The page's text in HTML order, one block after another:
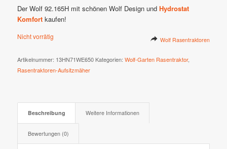
Der Wolf 92.165H mit schönen Wolf Design und Hydrostat
Komfortkaufen!
Wolf Rasentraktoren
Nicht vorrätig
Artikelnummer: 13HN71WE650 Kategorien: Wolf-Garten Rasentraktor,
Rasentraktoren-Aufsitzmäher
Beschreibung Weitere Informationen
Bewertungen (0)